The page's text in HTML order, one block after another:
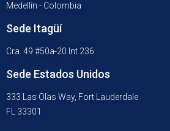
Medellín - Colombia
Sede Itagüí
Cra. 49 #50a-20 Int 236
Sede Estados Unidos
333 Las Olas Way, Fort Lauderdale
FL 33301